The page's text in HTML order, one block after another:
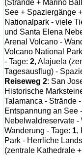
(Strände + Marino
See + Spaziergänge
Nationalpark - viele
und Santa Elena
Arenal Volcano -
Volcano National
- Tage: 2, Alajuela
Tagesausflug) -
Reiseweg 2: San
Historische
Talamanca - Strände
Entspannung an See
Nebelwaldreservate -
Wanderung - Tage: 1,
Park - Herrliche
(zentrale Kathedrale